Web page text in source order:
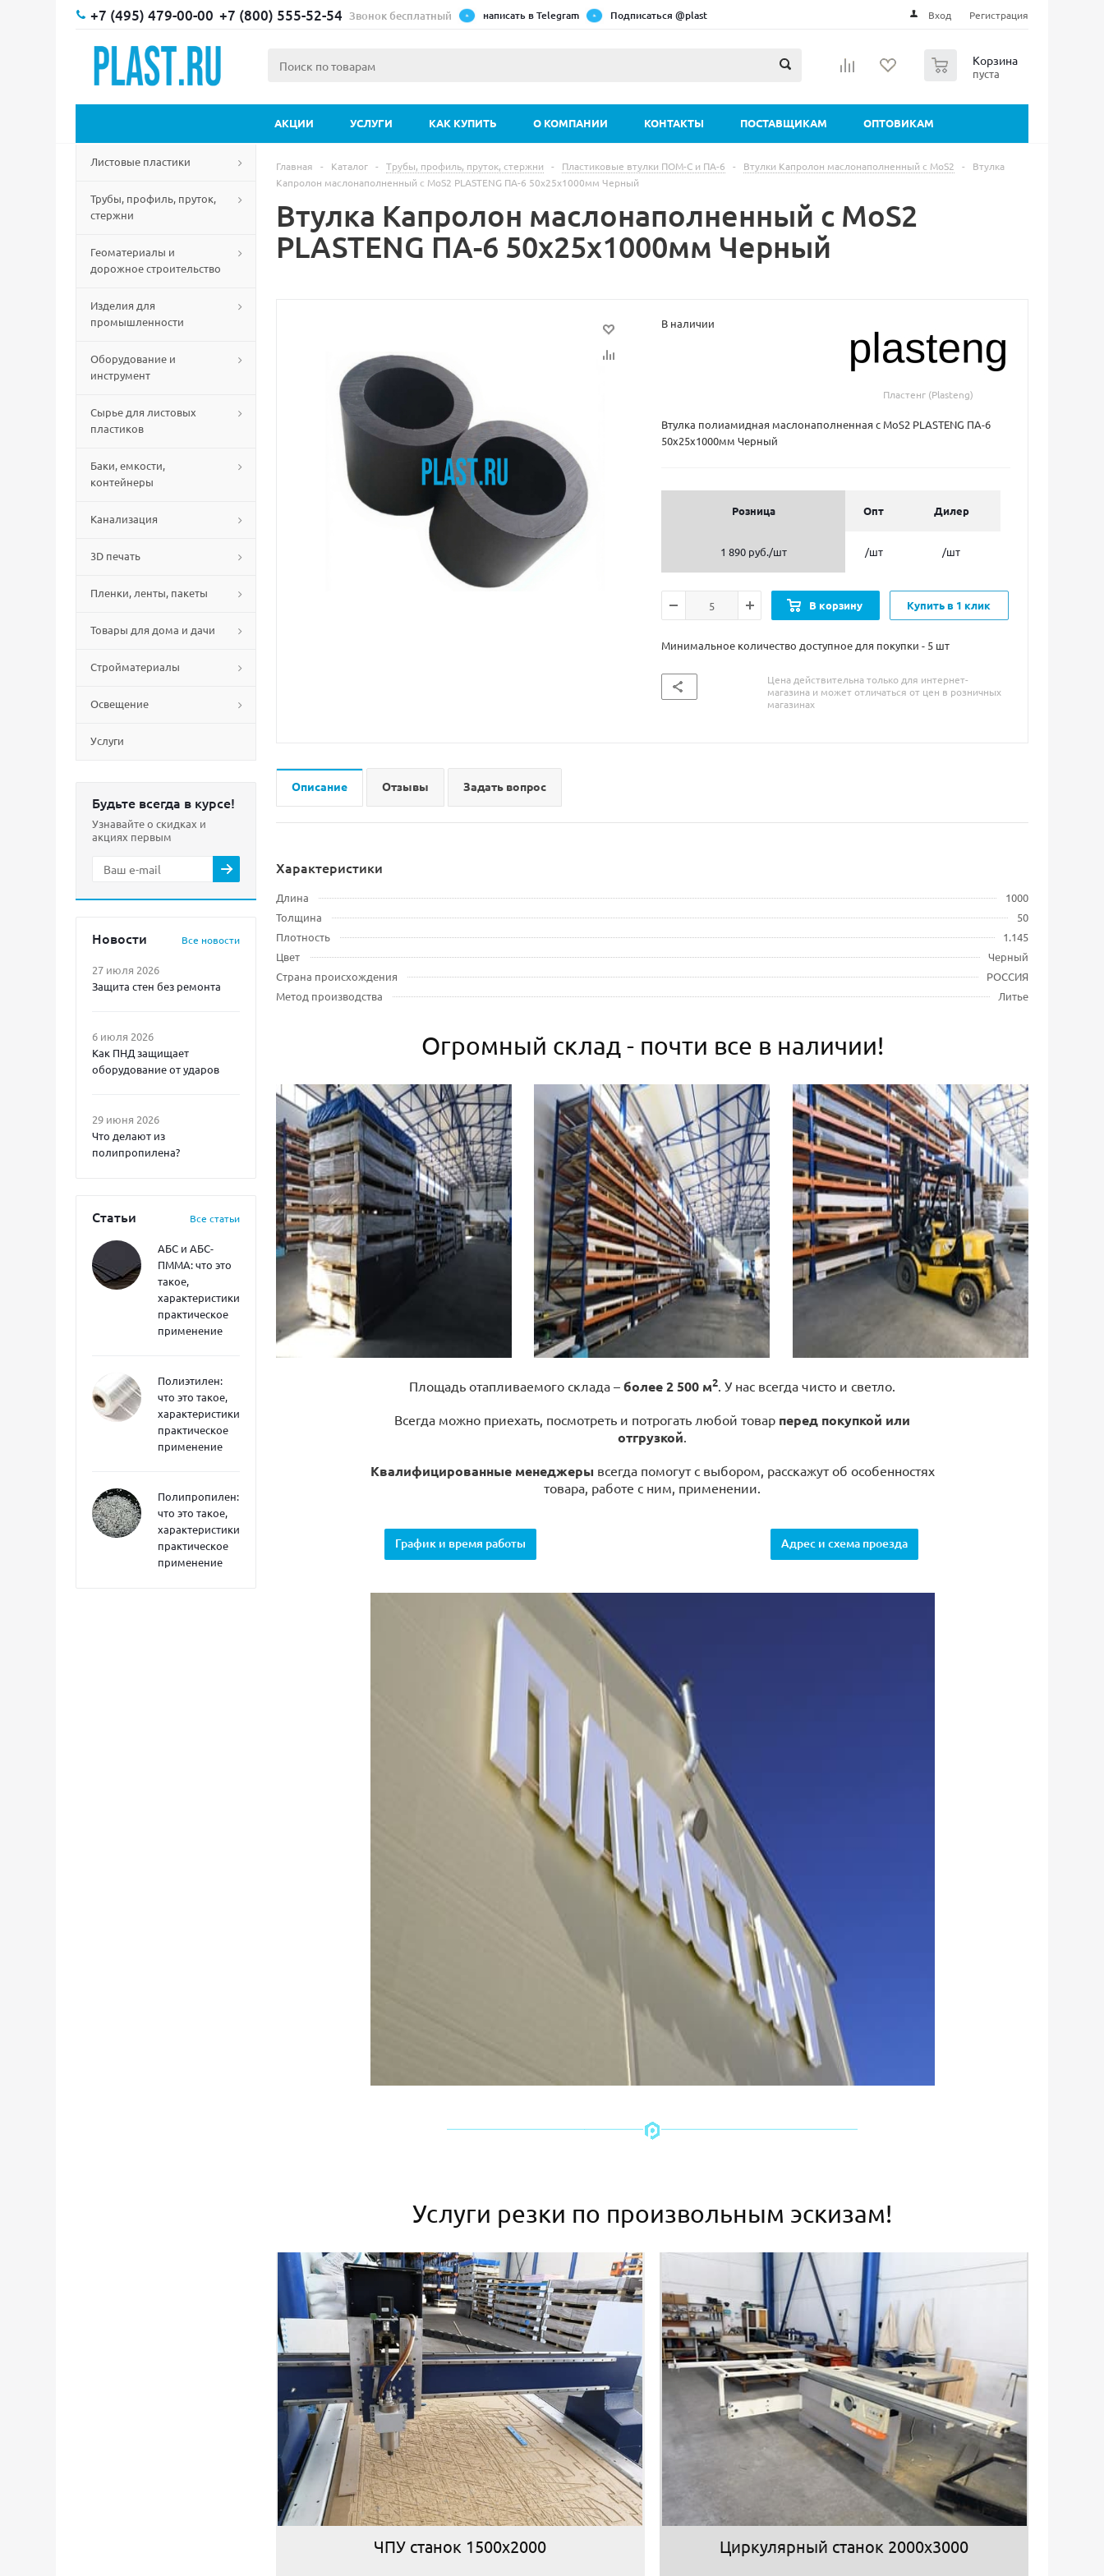
+7 (495) 479-00-00 +7 (800) 555-52-54 Звонок бесплатный написать в Telegram Подписаться @plast Вход Регистрация
Корзина
пуста
АКЦИИ УСЛУГИ КАК КУПИТЬ О КОМПАНИИ КОНТАКТЫ ПОСТАВЩИКАМ ОПТОВИКАМ
Листовые пластики
Трубы, профиль, пруток,
стержни
Геоматериалы и
дорожное строительство
Изделия для
промышленности
Оборудование и
инструмент
Сырье для листовых
пластиков
Баки, емкости,
контейнеры
Канализация
3D печать
Пленки, ленты, пакеты
Товары для дома и дачи
Стройматериалы
Освещение
Услуги
Будьте всегда в курсе!
Узнавайте о скидках и
акциях первым
Новости Все новости
27 июля 2026
Защита стен без ремонта
6 июля 2026
Как ПНД защищает
оборудование от ударов
29 июня 2026
Что делают из
полипропилена?
Статьи Все статьи
АБС и АБС-
ПММА: что это
такое,
характеристики,
практическое
применение
Полиэтилен:
что это такое,
характеристики,
практическое
применение
Полипропилен:
что это такое,
характеристики,
практическое
применение
Главная - Каталог - Трубы, профиль, пруток, стержни - Пластиковые втулки ПОМ-С и ПА-6 - Втулки Капролон маслонаполненный с MoS2 -
Втулка
Капролон маслонаполненный с MoS2 PLASTENG ПА-6 50х25х1000мм Черный
Втулка Капролон маслонаполненный с MoS2
PLASTENG ПА-6 50х25х1000мм Черный
В наличии
Пластенг (Plasteng)
Втулка полиамидная маслонаполненная с MoS2 PLASTENG ПА-6
50х25х1000мм Черный
Розница Опт Дилер
1 890 руб./шт /шт /шт
В корзину Купить в 1 клик
Минимальное количество доступное для покупки - 5 шт
Цена действительна только для интернет-
магазина и может отличаться от цен в розничных
магазинах
Описание Отзывы Задать вопрос
Характеристики
Длина
1000
Толщина
50
Плотность
1.145
Цвет
Черный
Страна происхождения
РОССИЯ
Метод производства
Литье
Огромный склад - почти все в наличии!
Площадь отапливаемого склада – более 2 500 м2. У нас всегда чисто и светло.
Всегда можно приехать, посмотреть и потрогать любой товар перед покупкой или
отгрузкой.
Квалифицированные менеджеры всегда помогут с выбором, расскажут об особенностях
товара, работе с ним, применении.
График и время работы Адрес и схема проезда
Услуги резки по произвольным эскизам!
ЧПУ станок 1500х2000 Циркулярный станок 2000х3000